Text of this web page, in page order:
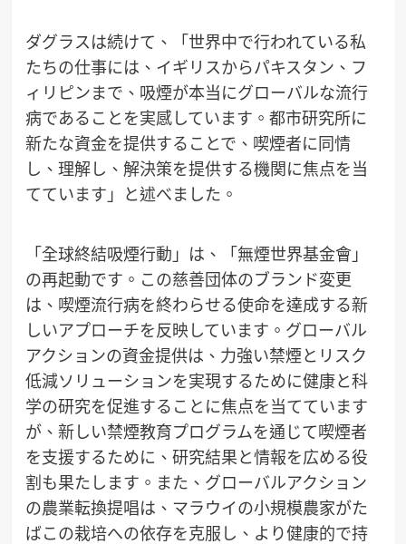
ダグラスは続けて、「世界中で行われている私
たちの仕事には、イギリスからパキスタン、フ
ィリピンまで、吸煙が本当にグローバルな流行
病であることを実感しています。都市研究所に
新たな資金を提供することで、喫煙者に同情
し、理解し、解決策を提供する機関に焦点を当
てています」と述べました。
「全球終結吸煙行動」は、「無煙世界基金會」
の再起動です。この慈善団体のブランド変更
は、喫煙流行病を終わらせる使命を達成する新
しいアプローチを反映しています。グローバル
アクションの資金提供は、力強い禁煙とリスク
低減ソリューションを実現するために健康と科
学の研究を促進することに焦点を当てています
が、新しい禁煙教育プログラムを通じて喫煙者
を支援するために、研究結果と情報を広める役
割も果たします。また、グローバルアクション
の農業転換提唱は、マラウイの小規模農家がた
ばこの栽培への依存を克服し、より健康的で持